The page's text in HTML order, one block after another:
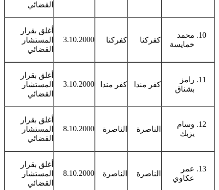
القضائي
محمد
خمايسة
كفركنا كفركنا 3.10.2000
أغلق بقرار
المستشار
القضائي
رامز
بشناق
كفر مندا كفر مندا 3.10.2000
أغلق بقرار
المستشار
القضائي
وسام
يزبك
الناصرة الناصرة 8.10.2000
أغلق بقرار
المستشار
القضائي
عمر
عكاوي
الناصرة الناصرة 8.10.2000
أغلق بقرار
المستشار
القضائي